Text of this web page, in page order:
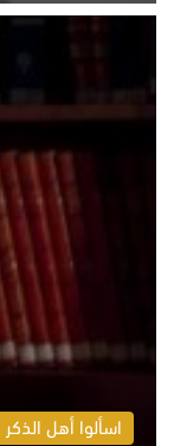
السبت 8 أغسطس 2026 11:04 ص
اسألوا أهل الذكر